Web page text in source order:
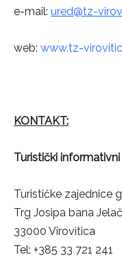
e-mail: ured@tz-
web: www.tz-
KONTAKT:
Turistički
Turističke zajednice
Trg Josipa bana
33000 Virovitica
Tel: +385 33 721 241